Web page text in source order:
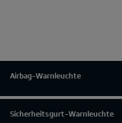
Airbag-Warnleuchte
Sicherheitsgurt-Warnleuchte